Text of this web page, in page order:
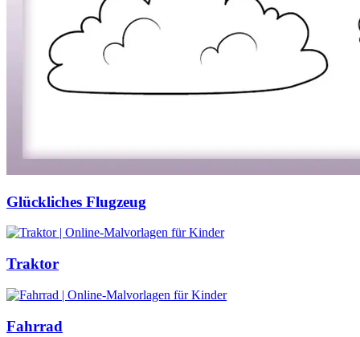
Valentinstag und Liebe
Winter und Weihnachten
Nezaradené
Unkategorisiert
Glückliches Flugzeug
Traktor
Fahrrad